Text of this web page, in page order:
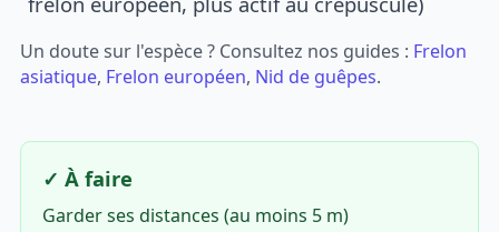
Un doute sur l'espèce ? Consultez nos guides : Frelon
asiatique, Frelon européen, Nid de guêpes.
✓ À faire
Garder ses distances (au moins 5 m)